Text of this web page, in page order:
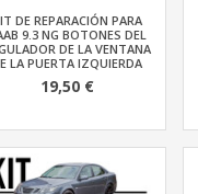
DE REPARACIÓN PARA
9.3 NG BOTONES DEL
DE LA VENTANA
LA PUERTA IZQUIERDA
19,50 €